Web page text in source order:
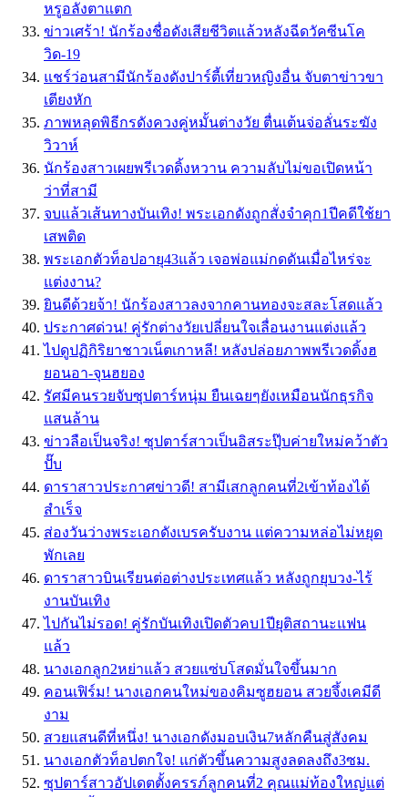
หรูอลังตาแตก
ข่าวเศร้า! นักร้องชื่อดังเสียชีวิตแล้วหลังฉีดวัคซีนโค
วิด-19
แชร์ว่อนสามีนักร้องดังปาร์ตี้เที่ยวหญิงอื่น จับตาข่าวขา
เตียงหัก
ภาพหลุดพิธีกรดังควงคู่หมั้นต่างวัย ตื่นเต้นจ่อลั่นระฆัง
วิวาห์
นักร้องสาวเผยพรีเวดดิ้งหวาน ความลับไม่ขอเปิดหน้า
ว่าที่สามี
จบแล้วเส้นทางบันเทิง! พระเอกดังถูกสั่งจำคุก1ปีคดีใช้ยา
เสพติด
พระเอกตัวท็อปอายุ43แล้ว เจอพ่อแม่กดดันเมื่อไหร่จะ
แต่งงาน?
ยินดีด้วยจ้า! นักร้องสาวลงจากคานทองจะสละโสดแล้ว
ประกาศด่วน! คู่รักต่างวัยเปลี่ยนใจเลื่อนงานแต่งแล้ว
ไปดูปฏิกิริยาชาวเน็ตเกาหลี! หลังปล่อยภาพพรีเวดดิ้งฮ
ยอนอา-จุนฮยอง
รัศมีคนรวยจับซุปตาร์หนุ่ม ยืนเฉยๆยังเหมือนนักธุรกิจ
แสนล้าน
ข่าวลือเป็นจริง! ซุปตาร์สาวเป็นอิสระปุ๊บค่ายใหม่คว้าตัว
ปั๊บ
ดาราสาวประกาศข่าวดี! สามีเสกลูกคนที่2เข้าท้องได้
สำเร็จ
ส่องวันว่างพระเอกดังเบรครับงาน แต่ความหล่อไม่หยุด
พักเลย
ดาราสาวบินเรียนต่อต่างประเทศแล้ว หลังถูกยุบวง-ไร้
งานบันเทิง
ไปกันไม่รอด! คู่รักบันเทิงเปิดตัวคบ1ปียุติสถานะแฟน
แล้ว
นางเอกลูก2หย่าแล้ว สวยแซ่บโสดมั่นใจขึ้นมาก
คอนเฟิร์ม! นางเอกคนใหม่ของคิมซูฮยอน สวยจึ้งเคมีดี
งาม
สวยแสนดีที่หนึ่ง! นางเอกดังมอบเงิน7หลักคืนสู่สังคม
นางเอกตัวท็อปตกใจ! แก่ตัวขึ้นความสูงลดลงถึง3ซม.
ซุปตาร์สาวอัปเดตตั้งครรภ์ลูกคนที่2 คุณแม่ท้องใหญ่แต่